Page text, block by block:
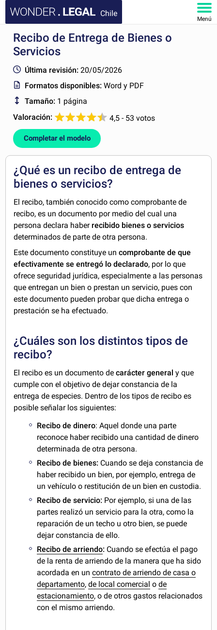
Chile
Menú
INICIO
FAQ
MI CUENTA
Recibo de Entrega de Bienes o
Servicios
Última revisión: 20/05/2026
Formatos disponibles:Word y PDF
Tamaño: 1 página
Valoración:
4,5 - 53 votos
Completar el modelo
¿Qué es un recibo de entrega de
bienes o servicios?
El recibo, también conocido como comprobante de
recibo, es un documento por medio del cual una
persona declara haber recibido bienes o servicios
determinados de parte de otra persona.
Este documento constituye un comprobante de que
efectivamente se entregó lo declarado, por lo que
ofrece seguridad jurídica, especialmente a las personas
que entregan un bien o prestan un servicio, pues con
este documento pueden probar que dicha entrega o
prestación se ha efectuado.
¿Cuáles son los distintos tipos de
recibo?
El recibo es un documento decarácter general y que
cumple con el objetivo de dejar constancia de la
entrega de especies. Dentro de los tipos de recibo es
posible señalar los siguientes:
Recibo de dinero: Aquel donde una parte
reconoce haber recibido una cantidad de dinero
determinada de otra persona.
Recibo de bienes: Cuando se deja constancia de
haber recibido un bien, por ejemplo, entrega de
un vehículo o restitución de un bien en custodia.
Recibo de servicio: Por ejemplo, si una de las
partes realizó un servicio para la otra, como la
reparación de un techo u otro bien, se puede
dejar constancia de ello.
Recibo de arriendo: Cuando se efectúa el pago
de la renta de arriendo de la manera que ha sido
acordada en uncontrato de arriendo de casa o
departamento,de local comercial ode
estacionamiento, o de otros gastos relacionados
con el mismo arriendo.